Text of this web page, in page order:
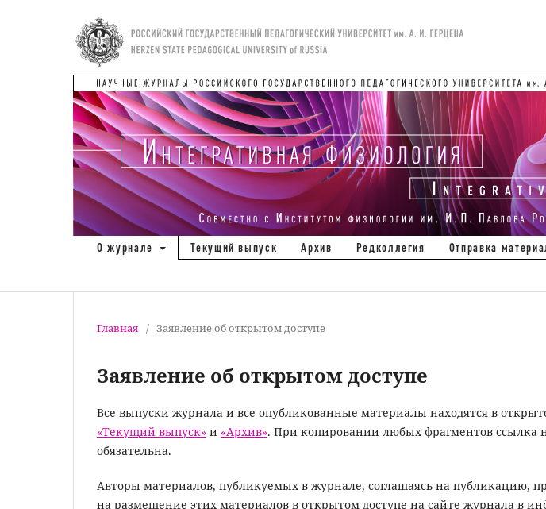
О журнале Текущий выпуск Архив Редколлегия Отправка
Главная / Заявление об открытом доступе
Заявление об открытом доступе
Все выпуски журнала и все опубликованные материалы находятся в
«Текущий выпуск» и «Архив». При копировании любых фрагментов ссылка
обязательна.
Авторы материалов, публикуемых в журнале, соглашаясь на публикацию,
на размещение этих материалов в открытом доступе на сайте журнала в